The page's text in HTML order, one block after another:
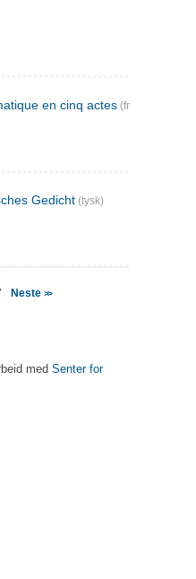
en cinq actes (fransk)
Gedicht (tysk)
Neste >>
med Senter for